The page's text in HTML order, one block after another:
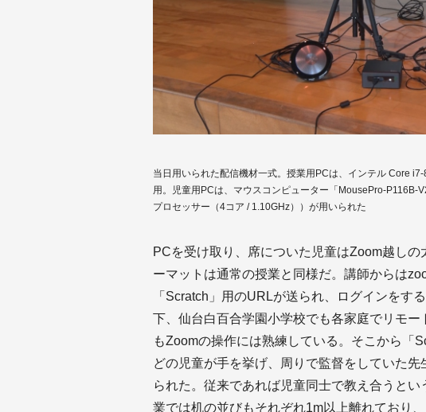
当日用いられた配信機材一式。授業用PCは、インテル Core
用。児童用PCは、マウスコンピューター「MousePro-
プロセッサー（4コア / 1.10GHz））が用いられた
PCを受け取り、席についた児童はZoom越し
ーマットは通常の授業と同様だ。講師からは
「Scratch」用のURLが送られ、ログインをす
下、仙台白百合学園小学校でも各家庭でリモ
もZoomの操作には熟練している。そこから「
どの児童が手を挙げ、周りで監督をしていた
られた。従来であれば児童同士で教え合うと
業では机の並びもそれぞれ1m以上離れており